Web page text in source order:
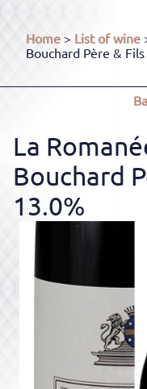
Home > List of wine
Bouchard Père &
La
Bouchard
13.0%